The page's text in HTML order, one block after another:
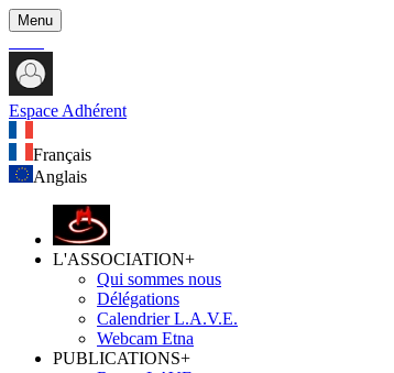
Menu
Espace Adhérent
Français
Anglais
L'ASSOCIATION+
Qui sommes nous
Délégations
Calendrier L.A.V.E.
Webcam Etna
PUBLICATIONS+